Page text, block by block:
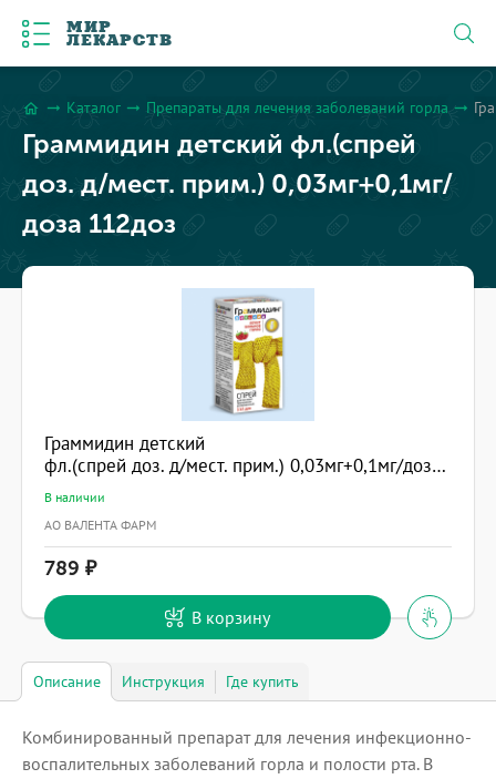
МИР
ЛЕКАРСТВ
home arrow_right_alt Каталог arrow_right_alt Препараты для лечения заболеваний горла arrow_right_alt
Граммидин детский фл.(спрей
доз. д/мест. прим.) 0,03мг+0,1мг/
доза 112доз
Граммидин детский
фл.(спрей доз. д/мест. прим.) 0,03мг+0,1мг/доза 112доз
В наличии
АО ВАЛЕНТА ФАРМ
789
В корзину
Описание Инструкция Где купить
Комбинированный препарат для лечения инфекционно-
воспалительных заболеваний горла и полости рта. В